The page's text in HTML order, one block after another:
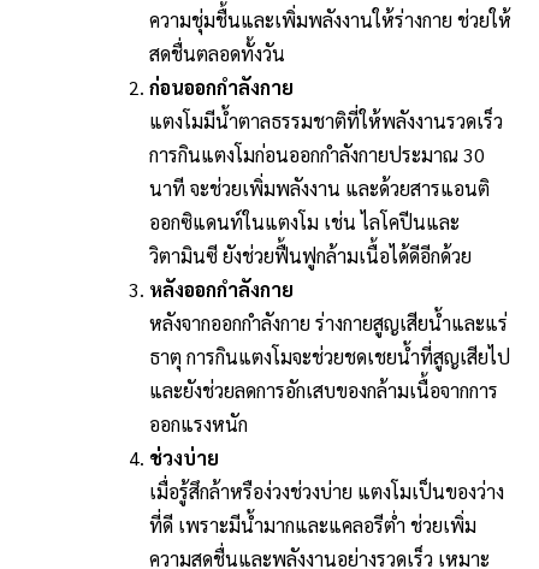
ความชุ่มชื้นและเพิ่มพลังงานให้ร่างกาย ช่วยให้
สดชื่นตลอดทั้งวัน
ก่อนออกกำลังกาย
แตงโมมีน้ำตาลธรรมชาติที่ให้พลังงานรวดเร็ว
การกินแตงโมก่อนออกกำลังกายประมาณ 30
นาที จะช่วยเพิ่มพลังงาน และด้วยสารแอนติ
ออกซิแดนท์ในแตงโม เช่น ไลโคปีนและ
วิตามินซี ยังช่วยฟื้นฟูกล้ามเนื้อได้ดีอีกด้วย
หลังออกกำลังกาย
หลังจากออกกำลังกาย ร่างกายสูญเสียน้ำและแร่
ธาตุ การกินแตงโมจะช่วยชดเชยน้ำที่สูญเสียไป
และยังช่วยลดการอักเสบของกล้ามเนื้อจากการ
ออกแรงหนัก
ช่วงบ่าย
เมื่อรู้สึกล้าหรือง่วงช่วงบ่าย แตงโมเป็นของว่าง
ที่ดี เพราะมีน้ำมากและแคลอรีต่ำ ช่วยเพิ่ม
ความสดชื่นและพลังงานอย่างรวดเร็ว เหมาะ